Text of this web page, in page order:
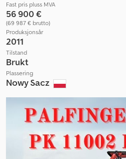
Fast pris pluss MVA
56 900 €
(69 987 € brutto)
Produksjonsår
2011
Tilstand
Brukt
Plassering
Nowy Sacz